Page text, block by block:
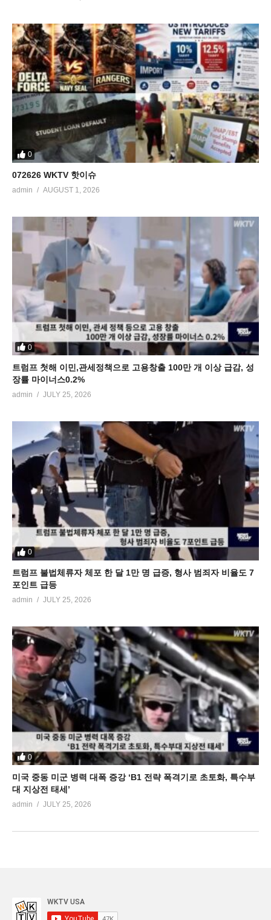
0
072626 WKTV 핫이슈
admin AUGUST 1, 2026
0
트럼프 첫해 이민,관세정책으로 고용창출 100만 개 이상 급감, 성
장률 마이너스0.2%
admin JULY 25, 2026
0
트럼프 불법체류자 체포 한 달 1만 명 급증, 형사 범죄자 비율도 7
포인트 급등
admin JULY 25, 2026
0
미국 중동 미군 병력 대폭 증강 ‘B1 전략 폭격기로 초토화, 특수부
대 지상전 태세’
admin JULY 25, 2026